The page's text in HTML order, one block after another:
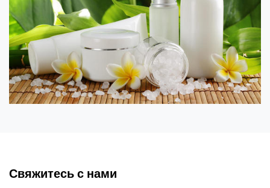
Свяжитесь с нами